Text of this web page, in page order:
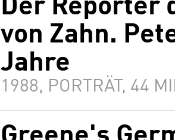
Der Reporter
von Zahn.
Jahre
1988, PORTRÄT, 44